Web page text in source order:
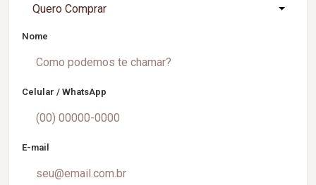
Quero Comprar
Nome
Celular / WhatsApp
E-mail